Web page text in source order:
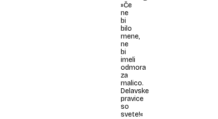
»Če
ne
bi
bilo
mene,
ne
bi
imeli
odmora
za
malico.
Delavske
pravice
so
svete!«